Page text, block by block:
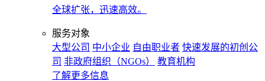
全球扩张，迅速高效。
服务对象
大型公司 中小企业 自由职业者 快速发展的初创公
司 非政府组织（NGOs）
教育机构
了解更多信息